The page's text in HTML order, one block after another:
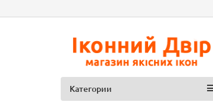
Категории